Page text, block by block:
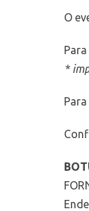
O
*